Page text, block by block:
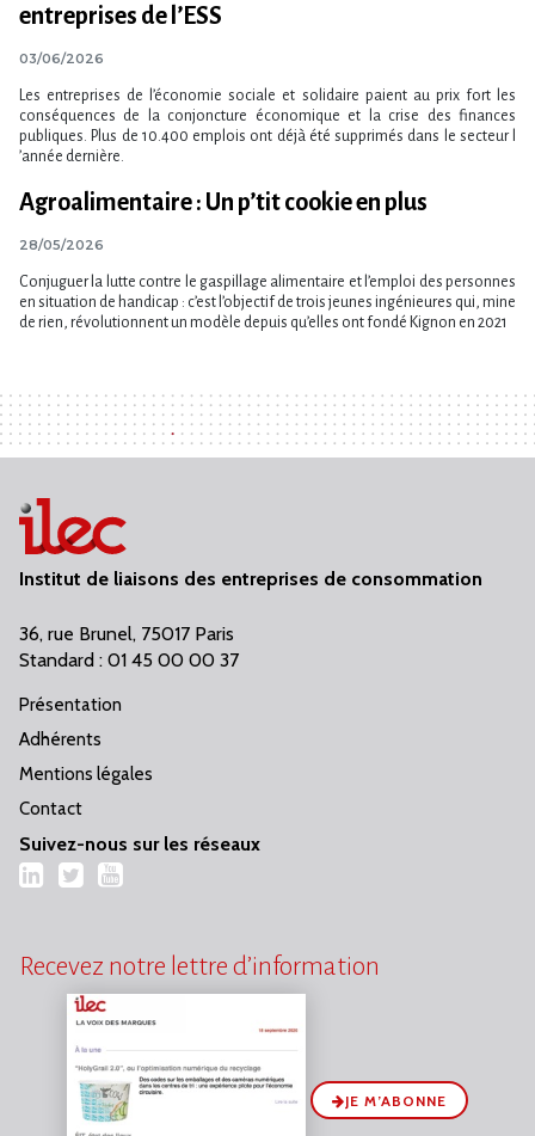
entreprises de l​‌’ESS
03/06/2026
Les entreprises de l​‌’économie sociale et solidaire paient au prix fort les
conséquences de la conjoncture économique et la crise des finances
publiques. Plus de 10.400 emplois ont déjà été supprimés dans le secteur l​
‌’année dernière.
Agroalimentaire : Un p’tit cookie en plus
28/05/2026
Conjuguer la lutte contre le gaspillage alimentaire et l’emploi des personnes
en situation de handicap : c’est l’objectif de trois jeunes ingénieures qui, mine
de rien, révolutionnent un modèle depuis qu’elles ont fondé Kignon en 2021
Institut de liaisons des entreprises de consommation
36, rue Brunel, 75017 Paris
Standard : 01 45 00 00 37
Présentation
Adhérents
Mentions légales
Contact
Suivez-nous sur les réseaux
LinkedIn
TwitterYouTube
Recevez notre lettre d’information
JE M’ABONNE